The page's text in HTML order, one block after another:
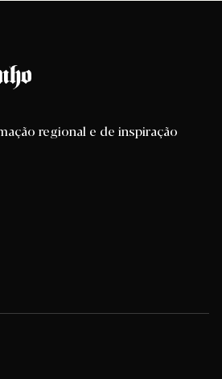
regional e de inspiração